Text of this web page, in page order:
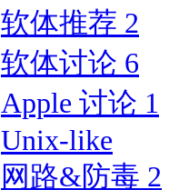
软体推荐 2
软体讨论 6
Apple 讨论 1
Unix-like
网路&防毒 2